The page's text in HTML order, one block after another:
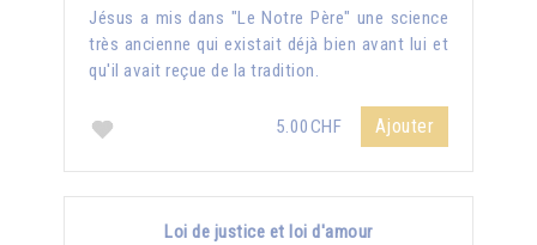
Jésus a mis dans "Le Notre Père" une science
très ancienne qui existait déjà bien avant lui et
qu'il avait reçue de la tradition.
5.00CHF Ajouter
Loi de justice et loi d'amour